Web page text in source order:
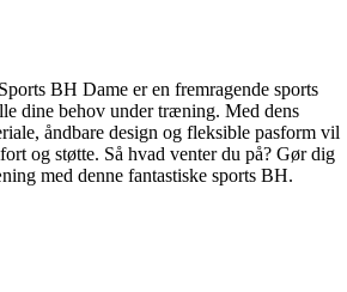
BH Dame er en fremragende sports
dine behov under træning. Med dens
åndbare design og fleksible pasform vil
og støtte. Så hvad venter du på? Gør dig
med denne fantastiske sports BH.